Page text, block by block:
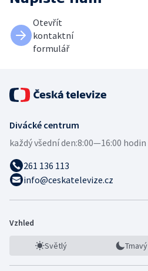
Otevřít
kontaktní
formulář
Divácké centrum
každý všední den:8:00—16:00 hodin
261 136 113
info@ceskatelevize.cz
Vzhled
Světlý Tmavý